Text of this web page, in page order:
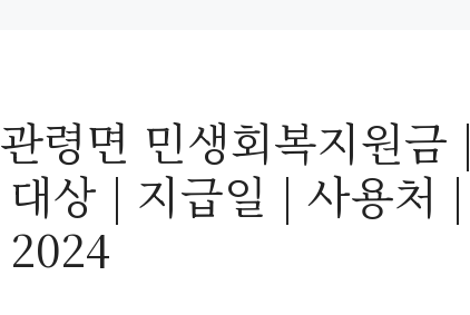
령면 민생회복지원금 |
상 | 지급일 | 사용처 |